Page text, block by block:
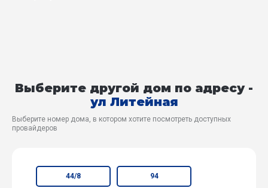
Выберите другой дом по адресу -
ул Литейная
Выберите номер дома, в котором хотите посмотреть доступных
провайдеров
44/8 94